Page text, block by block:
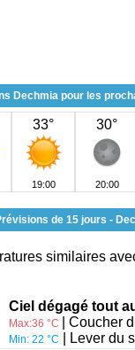
Dechmia pour les
33°
19:00
30°
20:00
de 15 jours -
similaires
Ciel dégagé tout
Max:36 °C | Coucher
Min: 22 °C
| Lever du